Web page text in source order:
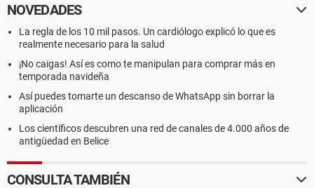
NOVEDADES
La regla de los 10 mil pasos. Un cardiólogo explicó lo que es
realmente necesario para la salud
¡No caigas! Así es como te manipulan para comprar más en
temporada navideña
Así puedes tomarte un descanso de WhatsApp sin borrar la
aplicación
Los científicos descubren una red de canales de 4.000 años de
antigüedad en Belice
CONSULTA TAMBIÉN